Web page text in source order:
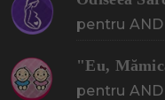
pentru
"Eu,
pentru